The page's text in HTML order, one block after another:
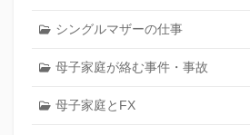
シングルマザーの仕事
母子家庭が絡む事件・事故
母子家庭とFX